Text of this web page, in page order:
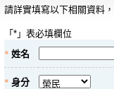
請詳實填寫以下相關資料
「 * 」表必填欄位
* 姓名
* 身分